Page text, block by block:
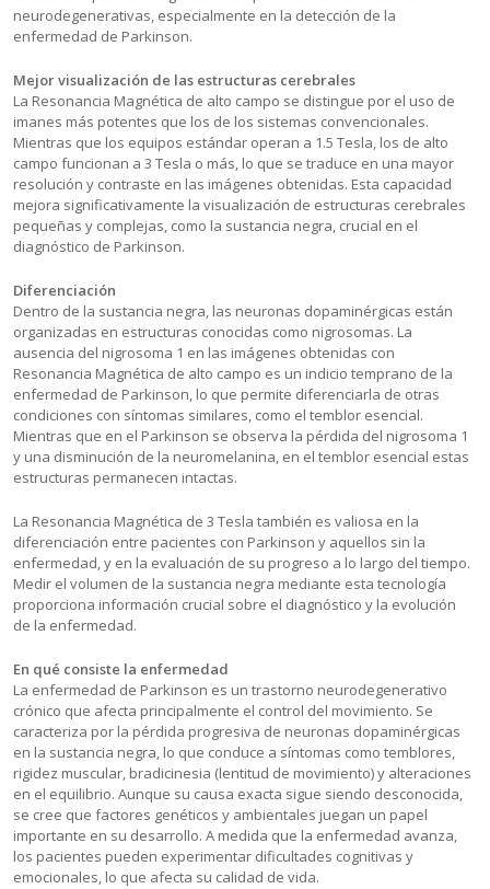
neurodegenerativas, especialmente en la detección de la
enfermedad de Parkinson.
Mejor visualización de las estructuras cerebrales
La Resonancia Magnética de alto campo se distingue por el uso de
imanes más potentes que los de los sistemas convencionales.
Mientras que los equipos estándar operan a 1.5 Tesla, los de alto
campo funcionan a 3 Tesla o más, lo que se traduce en una mayor
resolución y contraste en las imágenes obtenidas. Esta capacidad
mejora significativamente la visualización de estructuras cerebrales
pequeñas y complejas, como la sustancia negra, crucial en el
diagnóstico de Parkinson.
Diferenciación
Dentro de la sustancia negra, las neuronas dopaminérgicas están
organizadas en estructuras conocidas como nigrosomas. La
ausencia del nigrosoma 1 en las imágenes obtenidas con
Resonancia Magnética de alto campo es un indicio temprano de la
enfermedad de Parkinson, lo que permite diferenciarla de otras
condiciones con síntomas similares, como el temblor esencial.
Mientras que en el Parkinson se observa la pérdida del nigrosoma 1
y una disminución de la neuromelanina, en el temblor esencial estas
estructuras permanecen intactas.
La Resonancia Magnética de 3 Tesla también es valiosa en la
diferenciación entre pacientes con Parkinson y aquellos sin la
enfermedad, y en la evaluación de su progreso a lo largo del tiempo.
Medir el volumen de la sustancia negra mediante esta tecnología
proporciona información crucial sobre el diagnóstico y la evolución
de la enfermedad.
En qué consiste la enfermedad
La enfermedad de Parkinson es un trastorno neurodegenerativo
crónico que afecta principalmente el control del movimiento. Se
caracteriza por la pérdida progresiva de neuronas dopaminérgicas
en la sustancia negra, lo que conduce a síntomas como temblores,
rigidez muscular, bradicinesia (lentitud de movimiento) y alteraciones
en el equilibrio. Aunque su causa exacta sigue siendo desconocida,
se cree que factores genéticos y ambientales juegan un papel
importante en su desarrollo. A medida que la enfermedad avanza,
los pacientes pueden experimentar dificultades cognitivas y
emocionales, lo que afecta su calidad de vida.